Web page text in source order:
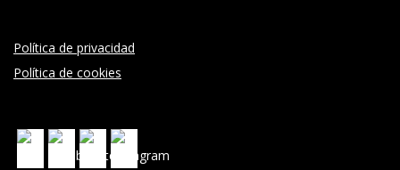
Política de privacidad
Política de cookies